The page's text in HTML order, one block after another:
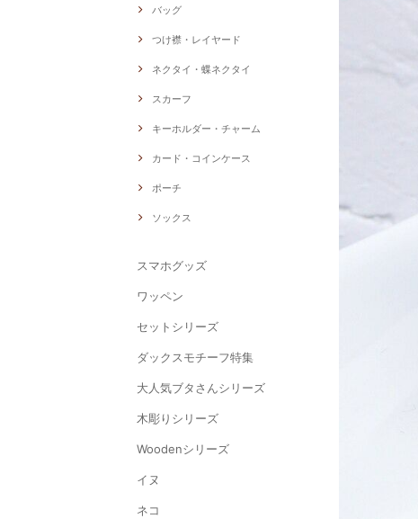
バッグ
つけ襟・レイヤード
ネクタイ・蝶ネクタイ
スカーフ
キーホルダー・チャーム
カード・コインケース
ポーチ
ソックス
スマホグッズ
ワッペン
セットシリーズ
ダックスモチーフ特集
大人気ブタさんシリーズ
木彫りシリーズ
Woodenシリーズ
イヌ
ネコ